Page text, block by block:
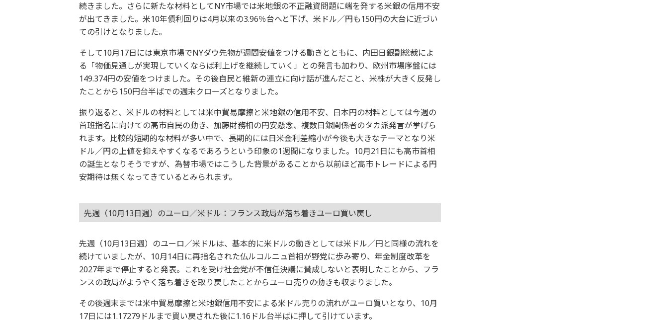
続きました。さらに新たな材料としてNY市場では米地銀の不正融資問題に端を発する米銀の信用不安
が出てきました。米10年債利回りは4月以来の3.96％台へと下げ、米ドル／円も150円の大台に近づい
ての引けとなりました。
そして10月17日には東京市場でNYダウ先物が週間安値をつける動きとともに、内田日銀副総裁によ
る「物価見通しが実現していくならば利上げを継続していく」との発言も加わり、欧州市場序盤には
149.374円の安値をつけました。その後自民と維新の連立に向け話が進んだこと、米株が大きく反発し
たことから150円台半ばでの週末クローズとなりました。
振り返ると、米ドルの材料としては米中貿易摩擦と米地銀の信用不安、日本円の材料としては今週の
首班指名に向けての高市自民の動き、加藤財務相の円安懸念、複数日銀関係者のタカ派発言が挙げら
れます。比較的短期的な材料が多い中で、長期的には日米金利差縮小が今後も大きなテーマとなり米
ドル／円の上値を抑えやすくなるであろうという印象の1週間になりました。10月21日にも高市首相
の誕生となりそうですが、為替市場ではこうした背景があることから以前ほど高市トレードによる円
安期待は無くなってきているとみられます。
先週（10月13日週）のユーロ／米ドル：フランス政局が落ち着きユーロ買い戻し
先週（10月13日週）のユーロ／米ドルは、基本的に米ドルの動きとしては米ドル／円と同様の流れを
続けていましたが、10月14日に再指名された仏ルコルニュ首相が野党に歩み寄り、年金制度改革を
2027年まで停止すると発表。これを受け社会党が不信任決議に賛成しないと表明したことから、フラ
ンスの政局がようやく落ち着きを取り戻したことからユーロ売りの動きも収まりました。
その後週末までは米中貿易摩擦と米地銀信用不安による米ドル売りの流れがユーロ買いとなり、10月
17日には1.17279ドルまで買い戻された後に1.16ドル台半ばに押して引けています。